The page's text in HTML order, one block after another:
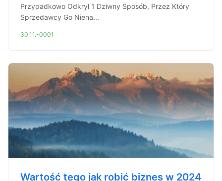
Przypadkowo Odkrył 1 Dziwny Sposób, Przez Który
Sprzedawcy Go Niena...
30.11.-0001
Wartość tego jak robić biznes w 2024